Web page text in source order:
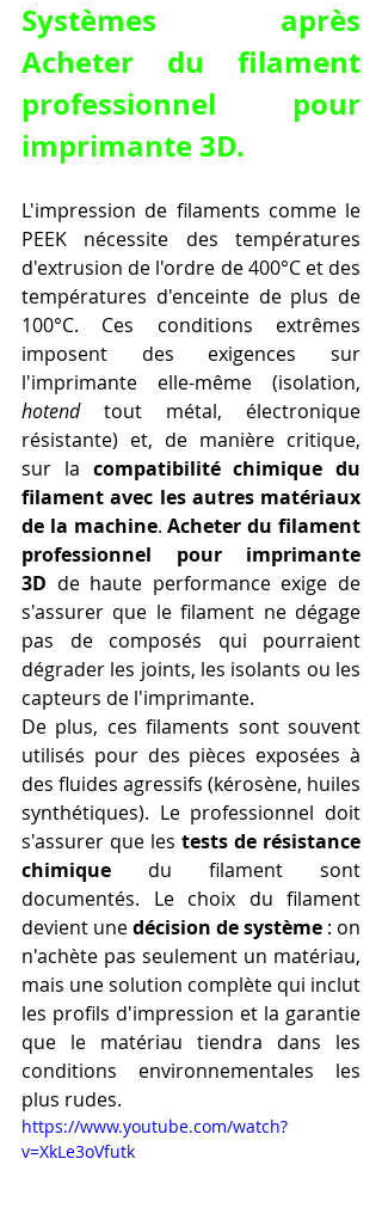
Acheter du filament
professionnel pour
imprimante 3D.
L'impression de filaments comme le
PEEK nécessite des températures
d'extrusion de l'ordre de 400°C et des
températures d'enceinte de plus de
100°C. Ces conditions extrêmes
imposent des exigences sur
hotend tout métal, électronique
résistante) et, de manière critique,
sur la compatibilité chimique du
filament avec les autres matériaux
de la machine. Acheter du filament
professionnel pour imprimante
3D de haute performance exige de
s'assurer que le filament ne dégage
pas de composés qui pourraient
dégrader les joints, les isolants ou les
capteurs de l'imprimante.
De plus, ces filaments sont souvent
utilisés pour des pièces exposées à
des fluides agressifs (kérosène, huiles
synthétiques). Le professionnel doit
s'assurer que les tests de résistance
chimique du filament sont
documentés. Le choix du filament
devient une décision de système : on
n'achète pas seulement un matériau,
mais une solution complète qui inclut
les profils d'impression et la garantie
que le matériau tiendra dans les
conditions environnementales les
plus rudes.
https://www.youtube.com/watch?
v=XkLe3oVfutk